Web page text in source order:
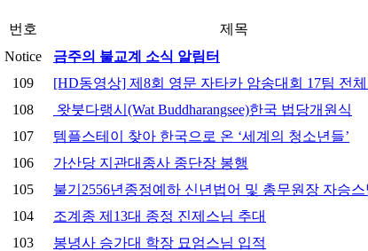
번호 제목
Notice
금주의 불교계 소식 알림터
109
[HD동영상] 제8회 영문 자타카 암송대회 17팀 전
108
왓붓다랭시(Wat Buddharangsee)한국 법당개원식
107
템플스테이 찾아 한국으로 온 ‘세계의 청소년들’
106
가산당 지관대종사 종단장 봉행
105
불기2556년종정예하 신년법어 및 총무원장 자승
104
조계종 제13대 종정 진제스님 추대
103
봉녕사 승가대 학장 묘엄스님 입적